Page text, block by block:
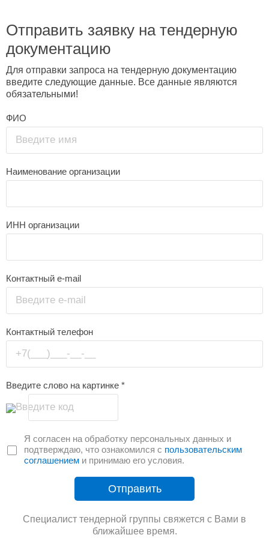
Отправить заявку на тендерную
документацию
Для отправки запроса на тендерную документацию
введите следующие данные. Все данные являются
обязательными!
ФИО
Введите имя
Наименование организации
ИНН организации
Контактный e-mail
Введите e-mail
Контактный телефон
+7(___)___-__-__
Введите слово на картинке *
Введите код
Я согласен на обработку персональных данных и
подтверждаю, что ознакомился с пользовательским
соглашением и принимаю его условия.
Отправить
Специалист тендерной группы свяжется с Вами в
ближайшее время.